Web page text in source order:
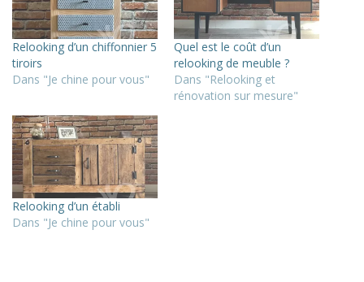
Relooking d’un chiffonnier 5
tiroirs
Dans "Je chine pour vous"
Quel est le coût d’un
relooking de meuble ?
Dans "Relooking et
rénovation sur mesure"
Relooking d’un établi
Dans "Je chine pour vous"